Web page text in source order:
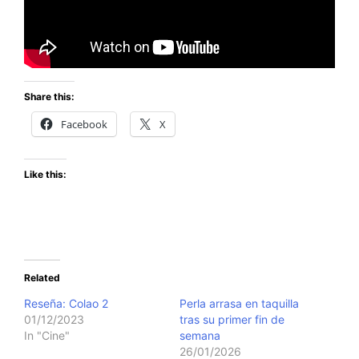
Share this:
Facebook X
Like this:
Related
Reseña: Colao 2
01/12/2023
In "Cine"
Perla arrasa en taquilla
tras su primer fin de
semana
26/01/2026